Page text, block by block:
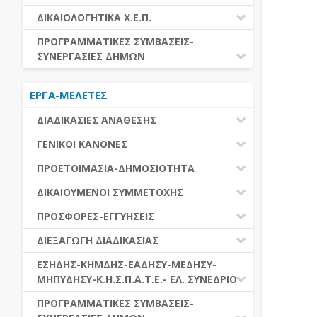
ΕΚΤΕΛΕΣΗ ΥΠΗΡΕΣΙΩΝ
ΕΚΤΕΛΕΣΗ ΠΡΟΜΗΘΕΙΩΝ
ΕΑΑΔΗΣΥ
ΕΑΔΗΣΥ
ΕΛ.ΣΥΝΕΔΡΙΟ
ΕΣΗΔΗΣ
ΔΙΚΑΙΟΛΟΓΗΤΙΚΑ Χ.Ε.Π.
ΔΙΚΑΙΟΛΟΓΗΤΙΚΑ Χ.Ε.Π.
ΠΡΟΓΡΑΜΜΑΤΙΚΕΣ ΣΥΜΒΑΣΕΙΣ-
ΣΥΝΕΡΓΑΣΙΕΣ ΔΗΜΩΝ
ΔΙΕΘΝΕΣ ΚΑΙ ΕΥΡΩΠΑΙΚΟ ΕΠΙΠΕΔΟ
ΠΡΟΓΡΑΜΜΑΤΙΚΕΣ ΣΥΜΒΑΣΕΙΣ
ΕΡΓΑ-ΜΕΛΕΤΕΣ
ΔΙΑΔΙΚΑΣΙΕΣ ΑΝΑΘΕΣΗΣ
ΔΙΑΔΙΚΑΣΙΕΣ ΑΝΑΘΕΣΗΣ
ΣΥΓΚΕΝΤΡΩΤΙΚΕΣ ΔΙΑΔΙΚΑΣΙΕΣ
ΑΝΑΘΕΣΗΣ
ΠΙΝΑΚΕΣ ΔΗΜΟΣΝΕΤ
ΓΕΝΙΚΟΙ ΚΑΝΟΝΕΣ
ΠΕΔΙΟ ΕΦΑΡΜΟΓΗΣ-ΕΝΑΡΞΗ ΙΣΧΥΟΣ
ΗΛΕΚΤΡΟΝΙΚΑ ΜΕΣΑ
ΓΕΝΙΚΕΣ ΑΡΧΕΣ ΚΑΙ ΚΑΝΟΝΕΣ
ΑΞΙΑ ΣΥΜΒΑΣΗΣ
ΕΙΔΗ ΣΥΜΒΑΣΕΩΝ
ΔΙΑΦΟΡΑ
ΠΡΟΕΤΟΙΜΑΣΙΑ-ΔΗΜΟΣΙΟΤΗΤΑ
ΓΝΩΜΟΔΟΤΙΚΑ ΟΡΓΑΝΑ-ΕΠΙΤΡΟΠΕΣ
ΠΡΟΕΤΟΙΜΑΣΙΑ
ΕΓΓΡΑΦΑ ΤΗΣ ΣΥΜΒΑΣΗΣ
ΔΗΜΟΣΙΕΥΣΕΙΣ
ΕΝΑΡΞΗ-ΠΡΟΘΕΣΜΙΕΣ
ΔΙΚΑΙΟΥΜΕΝΟΙ ΣΥΜΜΕΤΟΧΗΣ
ΔΙΚΑΙΟΥΜΕΝΟΙ ΣΥΜΜΕΤΟΧΗΣ
ΚΡΙΤΗΡΙΑ ΕΠΙΛΟΓΗΣ
ΛΟΓΟΙ ΑΠΟΚΛΕΙΣΜΟΥ
ΔΙΚΑΙΟΛΟΓΗΤΙΚΑ ΛΟΓΩΝ
ΑΠΟΚΛΕΙΣΜΟΥ & ΚΡΙΤΗΡΙΩΝ
ΕΠΙΛΟΓΗΣ
ΕΕΕΣ
ΠΡΟΣΦΟΡΕΣ-ΕΓΓΥΗΣΕΙΣ
ΕΓΓΥΗΣΕΙΣ
ΠΡΟΣΦΟΡΕΣ
ΔΙΕΞΑΓΩΓΗ ΔΙΑΔΙΚΑΣΙΑΣ
ΑΞΙΟΛΟΓΗΣΗ ΚΑΙ ΑΝΑΘΕΣΗ
ΑΠΟΤΕΛΕΣΜΑ ΔΙΑΔΙΚΑΣΙΑΣ
ΠΡΟΣΦΥΓΕΣ-ΕΝΣΤΑΣΕΙΣ
ΕΣΗΔΗΣ-ΚΗΜΔΗΣ-ΕΑΔΗΣΥ-ΜΕΔΗΣΥ-
ΜΗΠΥΔΗΣΥ-Κ.Η.Σ.Π.Α.Τ.Ε.- ΕΛ. ΣΥΝΕΔΡΙΟ
ΕΑΑΔΗΣΥ
ΠΡΟΓΡΑΜΜΑΤΙΚΕΣ ΣΥΜΒΑΣΕΙΣ-